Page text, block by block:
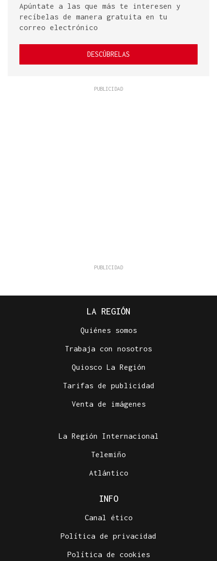
Apúntate a las que más te interesen y
recíbelas de manera gratuita en tu
correo electrónico
DESCÚBRELAS
LA REGIÓN
Quiénes somos
Trabaja con nosotros
Quiosco La Región
Tarifas de publicidad
Venta de imágenes
La Región Internacional
Telemiño
Atlántico
INFO
Canal ético
Política de privacidad
Política de cookies